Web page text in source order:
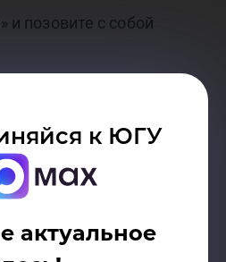
к ЮГУ
актуальное
и позовите с собой
Сабитова